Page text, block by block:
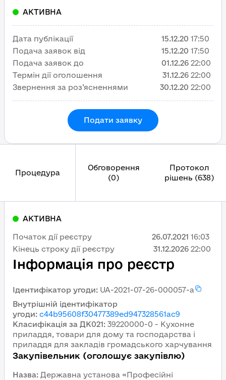
Процедура
Обговорення
(0)
Протокол
рішень (638)
Інформація про реєстр
Ідентифікатор угоди: UA-2021-07-26-000057-a
Внутрішній ідентифікатор
угоди: c44b95608f30477389ed947328561ac9
Класифікація за ДК021: 39220000-0 - Кухонне
приладдя, товари для дому та господарства і
приладдя для закладів громадського харчування
Закупівельник (оголошує закупівлю)
Назва: Державна установа «Професійні
АКТИВНА
Початок дії реєстру 26.07.2021 16:03
Кінець строку дії реєстру
31.12.2026 22:00
АКТИВНА
Дата публікації 15.12.20 17:50
Подача заявок від
15.12.20 17:50
Подача заявок до
01.12.26 22:00
Термін дії оголошення
31.12.26 22:00
Звернення за роз’ясненнями
30.12.20 22:00
Подати заявку